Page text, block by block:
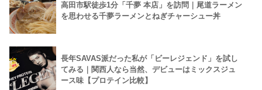
高田市駅徒歩1分「千夢 本店」を訪問｜尾道ラーメン
を思わせる千夢ラーメンとねぎチャーシュー丼
長年SAVAS派だった私が「ビーレジェンド」を試し
てみる｜関西人なら当然、デビューはミックスジュ
ース味【プロテイン比較】